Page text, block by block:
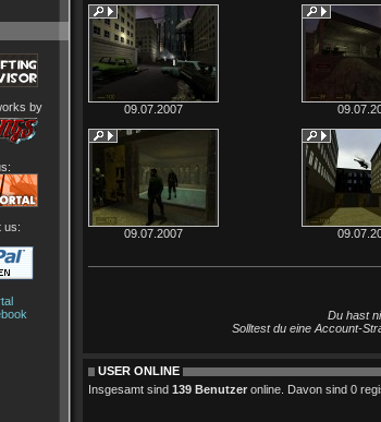
by
us:
09.07.2007
09.07.2007
Du hast
Solltest du eine Account-
USER ONLINE
Insgesamt sind 139 Benutzeronline. Davon sind 0